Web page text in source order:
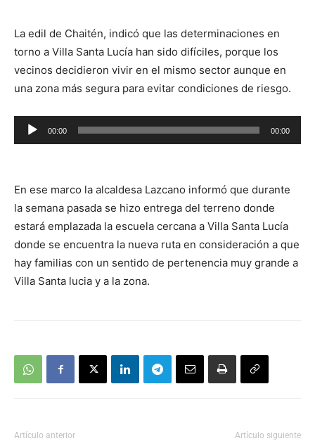
La edil de Chaitén, indicó que las determinaciones en
torno a Villa Santa Lucía han sido difíciles, porque los
vecinos decidieron vivir en el mismo sector aunque en
una zona más segura para evitar condiciones de riesgo.
Reproductor
de
00:00 00:00
En ese marco la alcaldesa Lazcano informó que durante
la semana pasada se hizo entrega del terreno donde
estará emplazada la escuela cercana a Villa Santa Lucía
donde se encuentra la nueva ruta en consideración a que
hay familias con un sentido de pertenencia muy grande a
Villa Santa lucia y a la zona.
Artículo anterior Artículo siguiente